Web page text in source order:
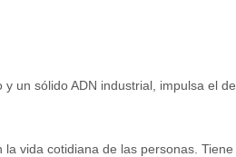
un sólido ADN industrial, impulsa el
vida cotidiana de las personas.